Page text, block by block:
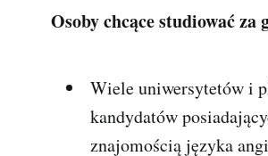
Osoby chcące studiować za
Wiele uniwersytetów i
kandydatów
znajomością języka